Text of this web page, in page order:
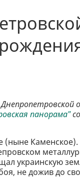
панорама"
(ныне
украинскую
не дожив до